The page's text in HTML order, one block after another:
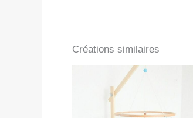
Créations similaires